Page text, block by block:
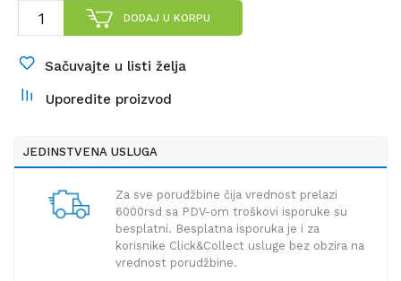
DODAJ U KORPU
Sačuvajte u listi želja
Uporedite proizvod
JEDINSTVENA USLUGA
Za sve poruđžbine čija vrednost prelazi
6000rsd sa PDV-om troškovi isporuke su
besplatni. Besplatna isporuka je i za
korisnike Click&Collect usluge bez obzira na
vrednost porudžbine.